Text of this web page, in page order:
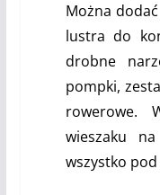
Można
lustra do
drobne
pompki,
rowerowe.
wieszaku
wszystko pod